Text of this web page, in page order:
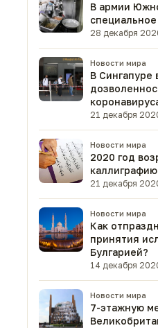
В армии
28 декабря
Новости мира
В Сингапуре
21 декабря
Новости мира
2020 год
каллиграфию
21 декабря
Новости мира
Как отпразднуют
принятия
Булгарией?
14 декабря
Новости мира
7-этажную